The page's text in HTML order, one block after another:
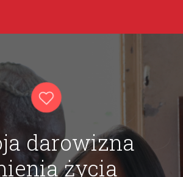
darowizna
życia